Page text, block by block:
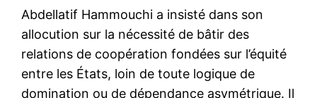
Abdellatif Hammouchi a insisté dans son
allocution sur la nécessité de bâtir des
relations de coopération fondées sur l’équité
entre les États, loin de toute logique de
domination ou de dépendance asymétrique. Il